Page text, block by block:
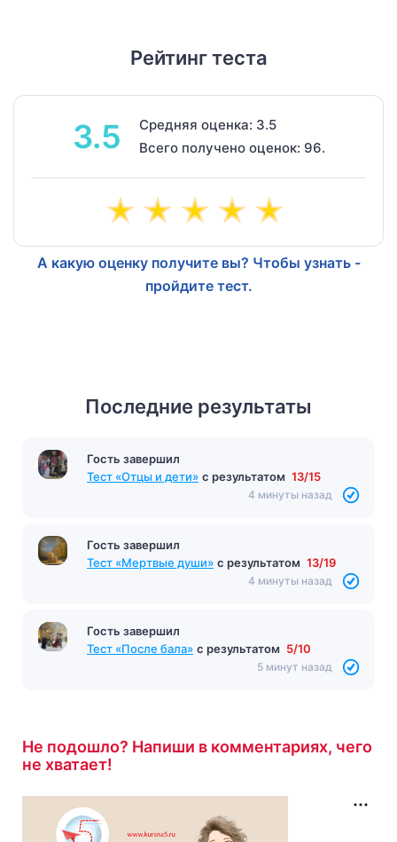
Рейтинг теста
3.5
Средняя оценка: 3.5
Всего получено оценок: 96.
А какую оценку получите вы? Чтобы узнать -
пройдите тест.
Последние результаты
Гость завершил
Тест «Отцы и дети» с результатом 13/15
4 минуты назад
Гость завершил
Тест «Мертвые души» с результатом 13/19
4 минуты назад
Гость завершил
Тест «После бала» с результатом 5/10
5 минут назад
Не подошло? Напиши в комментариях, чего
не хватает!